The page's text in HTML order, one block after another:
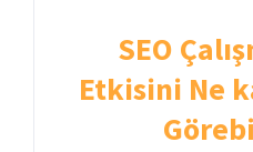
SEO
Etkisini Ne